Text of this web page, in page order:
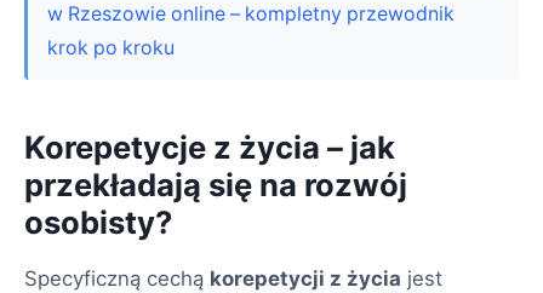
w Rzeszowie online – kompletny przewodnik
krok po kroku
Korepetycje z życia – jak
przekładają się na rozwój
osobisty?
Specyficzną cechą korepetycji z życia jest